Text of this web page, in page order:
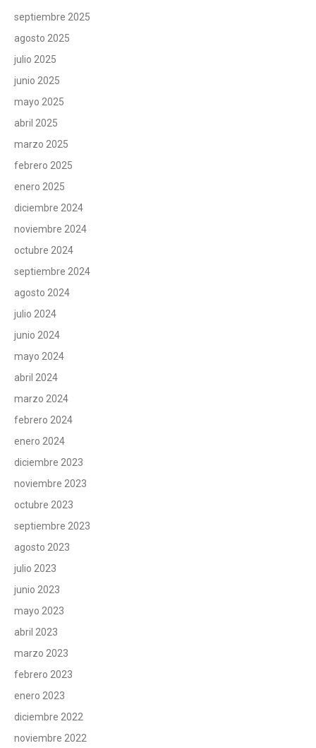
septiembre 2025
agosto 2025
julio 2025
junio 2025
mayo 2025
abril 2025
marzo 2025
febrero 2025
enero 2025
diciembre 2024
noviembre 2024
octubre 2024
septiembre 2024
agosto 2024
julio 2024
junio 2024
mayo 2024
abril 2024
marzo 2024
febrero 2024
enero 2024
diciembre 2023
noviembre 2023
octubre 2023
septiembre 2023
agosto 2023
julio 2023
junio 2023
mayo 2023
abril 2023
marzo 2023
febrero 2023
enero 2023
diciembre 2022
noviembre 2022